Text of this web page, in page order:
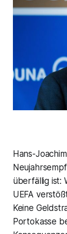
Hans-
überfällig ist:
UEFA
Keine
Portokasse